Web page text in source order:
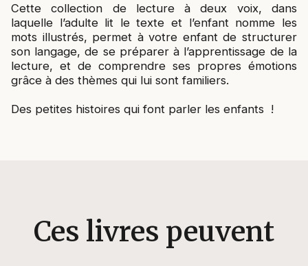
Cette collection de lecture à deux voix, dans
laquelle l’adulte lit le texte et l’enfant nomme les
mots illustrés, permet à votre enfant de structurer
son langage, de se préparer à l’apprentissage de la
lecture, et de comprendre ses propres émotions
grâce à des thèmes qui lui sont familiers.
Des petites histoires qui font parler les enfants !
Ces livres peuvent